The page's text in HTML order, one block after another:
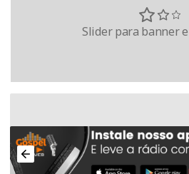
Slider para banner